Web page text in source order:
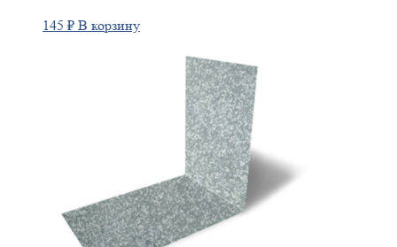
145 ₽ В корзину